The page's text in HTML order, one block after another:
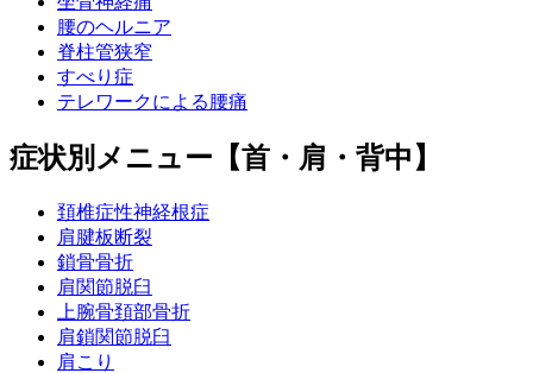
腰のヘルニア
脊柱管狭窄
すべり症
テレワークによる腰痛
症状別メニュー【首・肩・背中】
頚椎症性神経根症
肩腱板断裂
鎖骨骨折
肩関節脱臼
上腕骨頚部骨折
肩鎖関節脱臼
肩こり